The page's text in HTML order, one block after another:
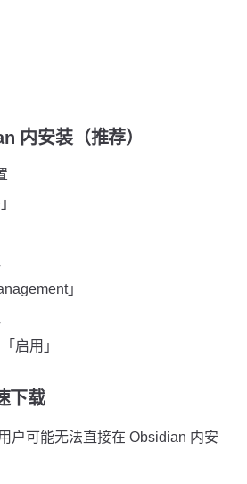
内安装（推荐）
」
启用」
下载
户可能无法直接在 Obsidian 内安